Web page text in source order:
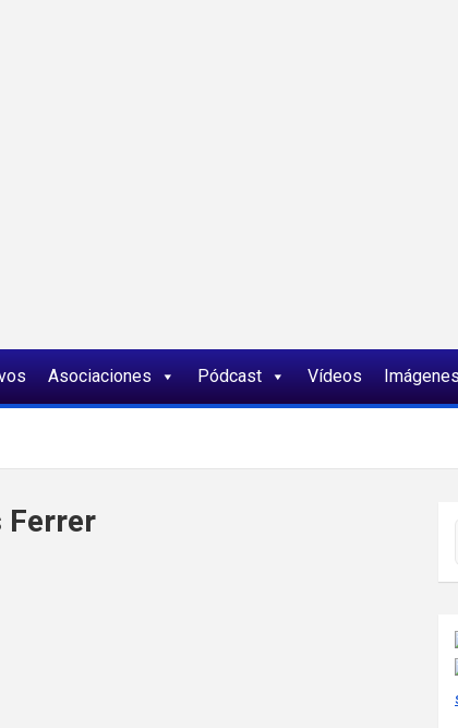
Asociaciones Pódcast Vídeos
Ferrer